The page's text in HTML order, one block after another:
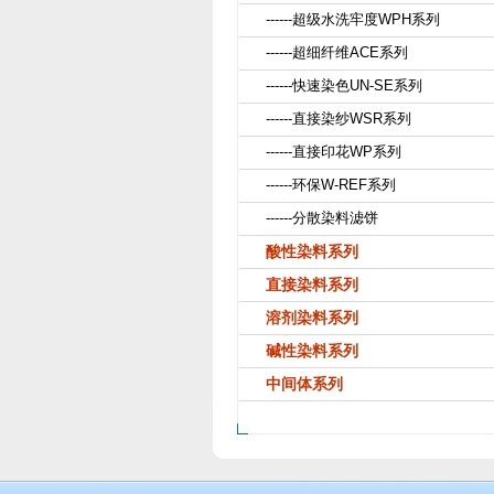
------超级水洗牢度WPH系列
------超细纤维ACE系列
------快速染色UN-SE系列
------直接染纱WSR系列
------直接印花WP系列
------环保W-REF系列
------分散染料滤饼
酸性染料系列
直接染料系列
溶剂染料系列
碱性染料系列
中间体系列